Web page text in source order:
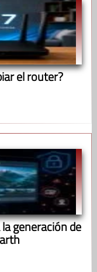
el router?
generación de